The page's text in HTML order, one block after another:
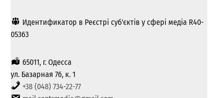
Идентификатор в Реєстрі суб'єктів у сфері медіа R40-
05363
65011, г. Одесса
ул. Базарная 76, к. 1
+38 (048) 734-22-77